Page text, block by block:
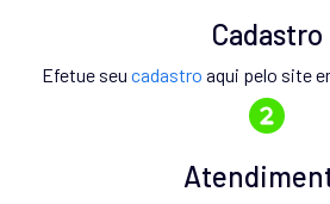
Cadastro
Efetue seu cadastro aqui pelo site